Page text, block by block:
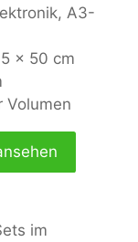
A3-
x 50 cm
Volumen
im